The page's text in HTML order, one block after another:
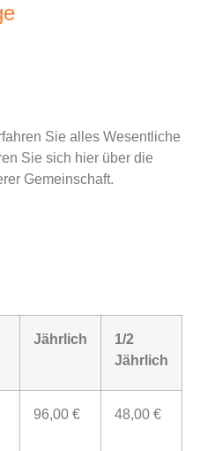
Sie alles Wesentliche
Sie sich hier über die
Gemeinschaft.
Jährlich
1/2
Jährlich
96,00 € 48,00 €